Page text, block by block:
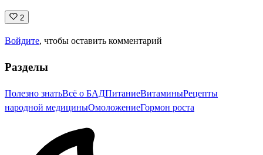
2
Войдите, чтобы оставить комментарий
Разделы
Полезно знатьВсё о БАДПитаниеВитаминыРецепты
народной медициныОмоложениеГормон роста